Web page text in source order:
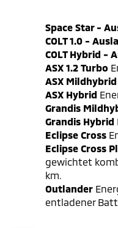
Space Star -
COLT 1.0 -
COLT Hybrid -
ASX 1.2 Turbo
ASX Mildhybrid
ASX Hybrid
Grandis
Grandis Hybrid
Eclipse Cross
Eclipse Cross
gewichtet
km.
Outlander
entladener